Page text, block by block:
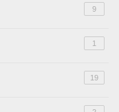
9
1
19